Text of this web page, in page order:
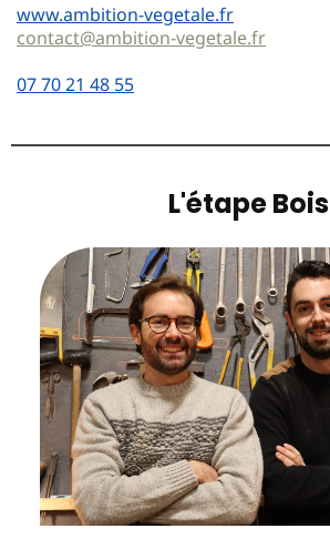
www.ambition-vegetale.fr
contact@ambition-vegetale.fr
07 70 21 48 55
L'étape Bois